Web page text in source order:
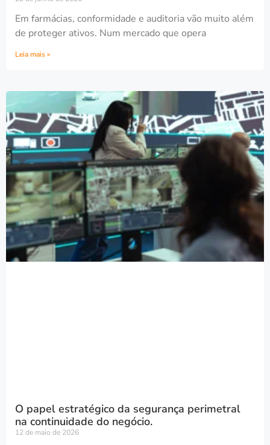
Em farmácias, conformidade e auditoria vão muito além
de proteger ativos. Num mercado que opera
Leia mais »
O papel estratégico da segurança perimetral
na continuidade do negócio.
12 de maio de 2026